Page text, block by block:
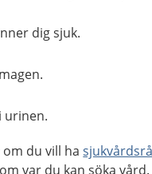
dig sjuk.
urinen.
om du vill ha
var du kan söka vård.